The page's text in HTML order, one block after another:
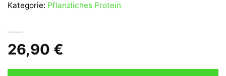
26,90 €
Kategorie: Pflanzliches Protein